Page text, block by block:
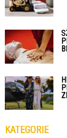
KATEGORIE